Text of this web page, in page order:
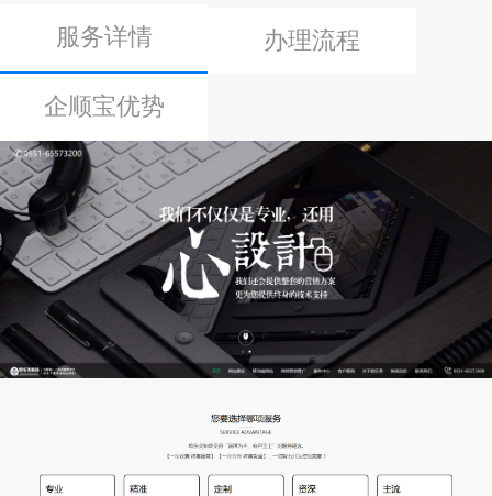
服务详情 办理流程
企顺宝优势